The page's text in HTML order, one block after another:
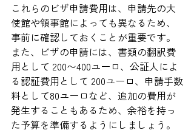
これらのビザ申請費用は、申請先の大
使館や領事館によっても異なるため、
事前に確認しておくことが重要です。
また、ビザの申請には、書類の翻訳費
用として 200〜400ユーロ、公証人によ
る認証費用として 200ユーロ、申請手数
料として80ユーロなど、追加の費用が
発生することもあるため、余裕を持っ
た予算を準備するようにしましょう。